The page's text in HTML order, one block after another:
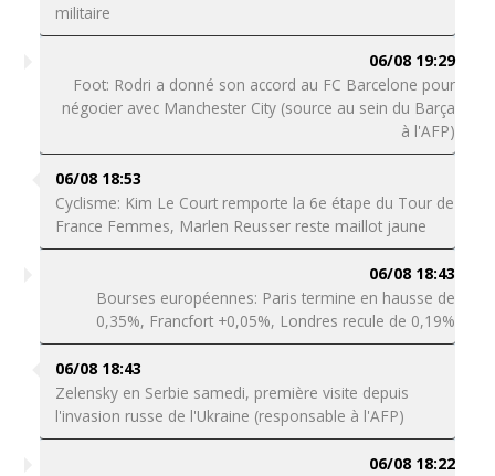
militaire
06/08 19:29
Foot: Rodri a donné son accord au FC Barcelone pour
négocier avec Manchester City (source au sein du Barça
à l'AFP)
06/08 18:53
Cyclisme: Kim Le Court remporte la 6e étape du Tour de
France Femmes, Marlen Reusser reste maillot jaune
06/08 18:43
Bourses européennes: Paris termine en hausse de
0,35%, Francfort +0,05%, Londres recule de 0,19%
06/08 18:43
Zelensky en Serbie samedi, première visite depuis
l'invasion russe de l'Ukraine (responsable à l'AFP)
06/08 18:22